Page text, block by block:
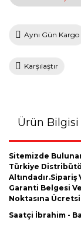
Aynı Gün Kargo
Karşılaştır
Ürün Bilgisi
Sitemizde
Türkiye
Altındadır.Sipariş
Garanti Belgesi
Noktasına
Saatçi İbrahim -